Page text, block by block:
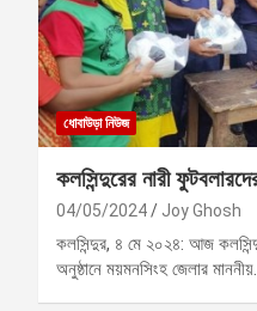
ধোবাউড়া নিউজ
কলসিন্দুরের নারী
04/05/2024 Joy Ghosh
কলসিন্দুর, ৪ মে ২০২৪: আজ
অনুষ্ঠানে ময়মনসিংহ জেলার